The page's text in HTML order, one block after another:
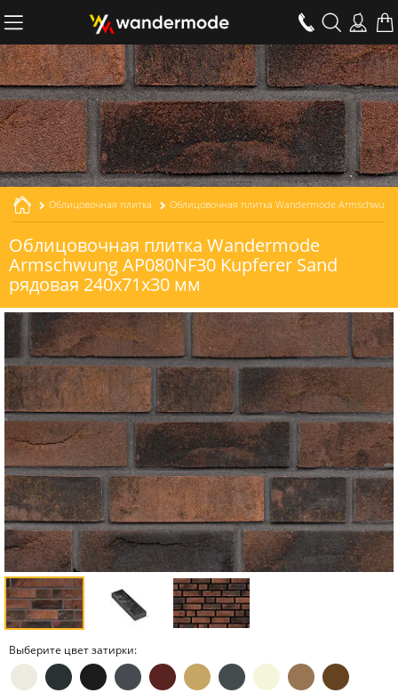
Облицовочная плитка
Облицовочная плитка Wandermode
Armschwung AP080NF30 Kupferer Sand
рядовая 240x71x30 мм
Выберите цвет затирки: